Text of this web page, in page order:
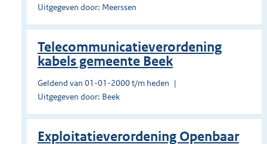
Uitgegeven door: Meerssen
Telecommunicatieverordening
kabels gemeente Beek
Geldend van 01-01-2000 t/m heden
Uitgegeven door: Beek
Exploitatieverordening Openbaar